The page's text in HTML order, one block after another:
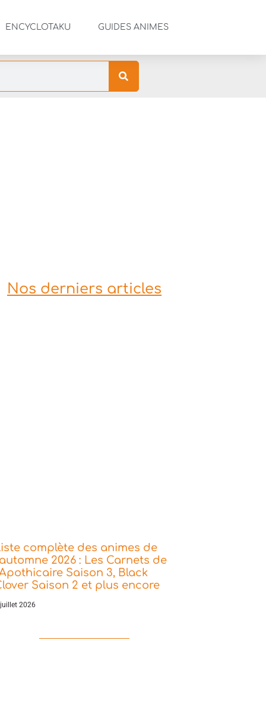
ENCYCLOTAKU GUIDES ANIMES
Nos derniers articles
complète des animes de
2026 : Les Carnets de
Saison 3, Black
Saison 2 et plus encore
2026